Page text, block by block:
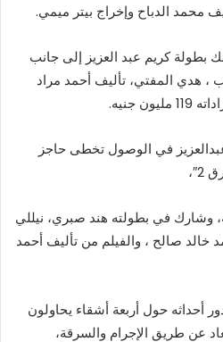
محمد الدباح وإخراج بيتر ميمي.
بطولة كريم عبد العزيز إلى جانب
هدي المفتي، تأليف أحمد مراد
جنيه.
في الوصول تخطى حاجز
103 مليون جنيه، وشارك في بطولته هند صبري، نيللي
خالد صالح ، والفيلم من تأليف أحمد
رزق 2” والذي تدور أحداثه حول أربعة أشقاء يحاولون
عن طريق الإجرام والسرقة،